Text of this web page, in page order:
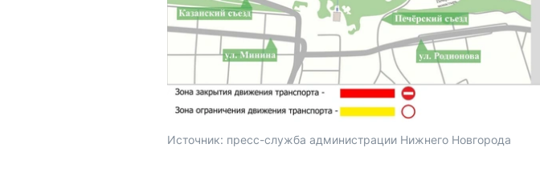
Источник: пресс-служба администрации Нижнего Новгорода